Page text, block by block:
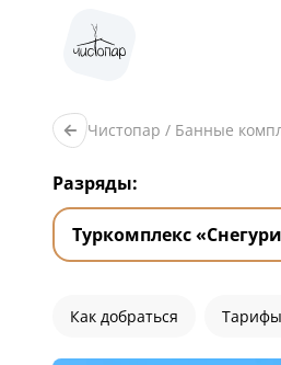
Чистопар / Банные
Разряды:
Туркомплекс
Как добраться Тарифы